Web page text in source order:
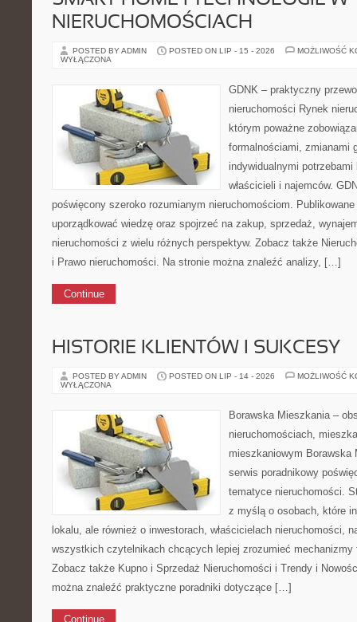
NIERUCHOMOŚCIACH
POSTED BY ADMIN POSTED ON LIP - 15 - 2026
MOŻLIWOŚĆ
WYŁĄCZONA
GDNK – praktyczny
nieruchomości Rynek
którym poważne
formalnościami, zmianami
indywidualnymi
właścicieli i najemców.
poświęcony szeroko rozumianym nieruchomościom. Publikowane
uporządkować wiedzę oraz spojrzeć na zakup, sprzedaż,
nieruchomości z wielu różnych perspektyw. Zobacz także
i Prawo nieruchomości. Na stronie można znaleźć analizy, […]
Continue
HISTORIE KLIENTÓW I SUKCESY
POSTED BY ADMIN POSTED ON LIP - 14 - 2026
MOŻLIWOŚĆ
WYŁĄCZONA
Borawska Mieszkania –
nieruchomościach,
mieszkaniowym Borawska
serwis poradnikowy
tematyce nieruchomości.
z myślą o osobach, które
lokalu, ale również o inwestorach, właścicielach nieruchomości,
wszystkich czytelnikach chcących lepiej zrozumieć mechanizmy
Zobacz także Kupno i Sprzedaż Nieruchomości i Trendy i
można znaleźć praktyczne poradniki dotyczące […]
Continue